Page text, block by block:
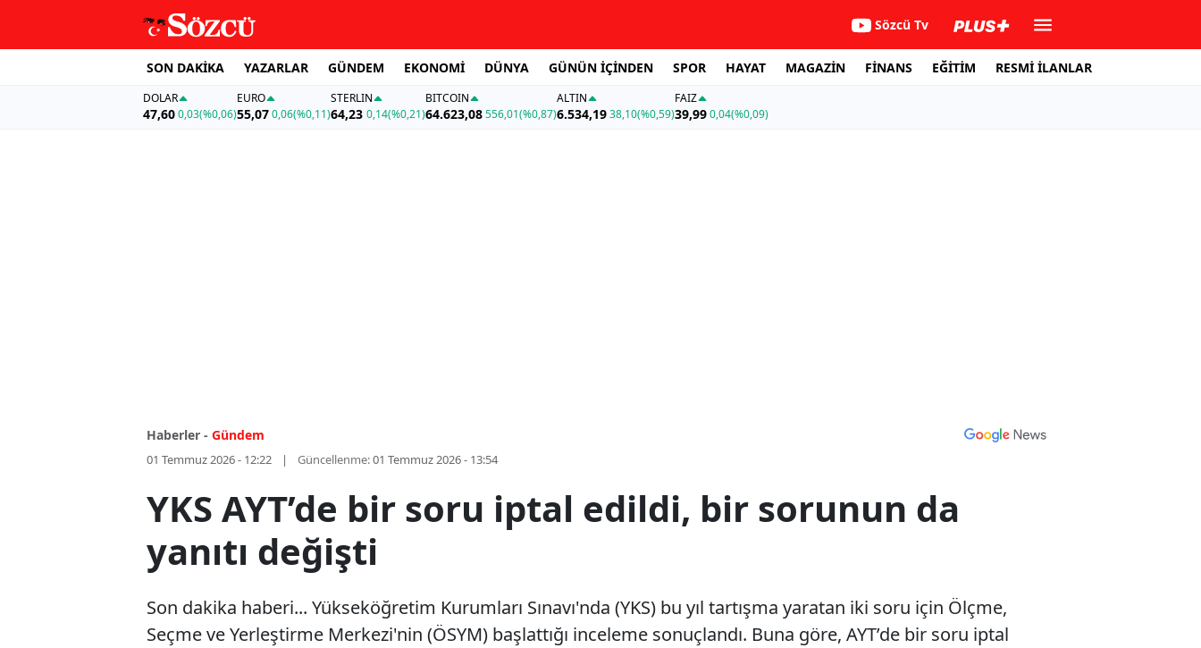
Sözcü Tv
SON DAKİKA YAZARLAR GÜNDEM EKONOMİ DÜNYA GÜNÜN İÇİNDEN SPOR HAYAT MAGAZİN FİNANS EĞİTİM RESMİ İLANLAR
DOLAR
47,600,03(%0,06)
EURO
55,07 0,06(%0,11)
STERLIN
64,23 0,14(%0,21)
BITCOIN
64.623,08556,01(%0,87)
ALTIN
6.534,1938,10(%0,59)
FAİZ
39,990,04(%0,09)
Haberler - Gündem
01 Temmuz 2026 - 12:22 Güncellenme:01 Temmuz 2026 - 13:54
YKS AYT’de bir soru iptal edildi, bir sorunun da
yanıtı değişti
Son dakika haberi... Yükseköğretim Kurumları Sınavı'nda (YKS) bu yıl tartışma yaratan iki soru için Ölçme,
Seçme ve Yerleştirme Merkezi'nin (ÖSYM) başlattığı inceleme sonuçlandı. Buna göre, AYT’de bir soru iptal